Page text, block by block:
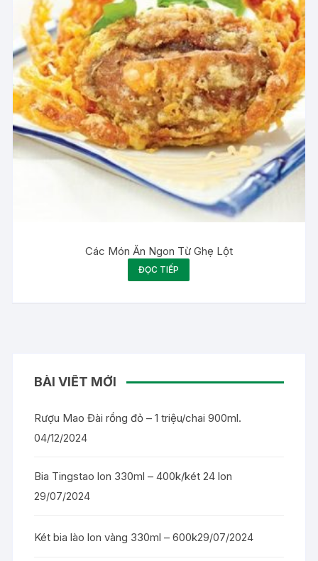
Các Món Ăn Ngon Từ Ghẹ Lột
ĐỌC TIẾP
BÀI VIẾT MỚI
Rượu Mao Đài rồng đỏ – 1 triệu/chai 900ml.
04/12/2024
Bia Tingstao lon 330ml – 400k/két 24 lon
29/07/2024
Két bia lào lon vàng 330ml – 600k29/07/2024